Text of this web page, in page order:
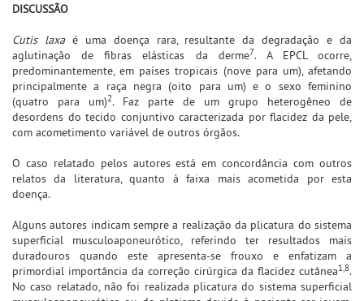
DISCUSSÃO
Cutis laxaé uma doença rara, resultante da degradação e da
aglutinação de fibras elásticas da derme7. A EPCL ocorre,
predominantemente, em países tropicais (nove para um), afetando
principalmente a raça negra (oito para um) e o sexo feminino
(quatro para um)2. Faz parte de um grupo heterogêneo de
desordens do tecido conjuntivo caracterizada por flacidez da pele,
com acometimento variável de outros órgãos.
O caso relatado pelos autores está em concordância com outros
relatos da literatura, quanto à faixa mais acometida por esta
doença.
Alguns autores indicam sempre a realização da plicatura do sistema
superficial musculoaponeurótico, referindo ter resultados mais
duradouros quando este apresenta-se frouxo e enfatizam a
primordial importância da correção cirúrgica da flacidez cutânea1,8.
No caso relatado, não foi realizada plicatura do sistema superficial